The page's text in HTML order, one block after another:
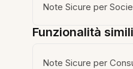
Note Sicure per
Funzionalità simili
Note Sicure per